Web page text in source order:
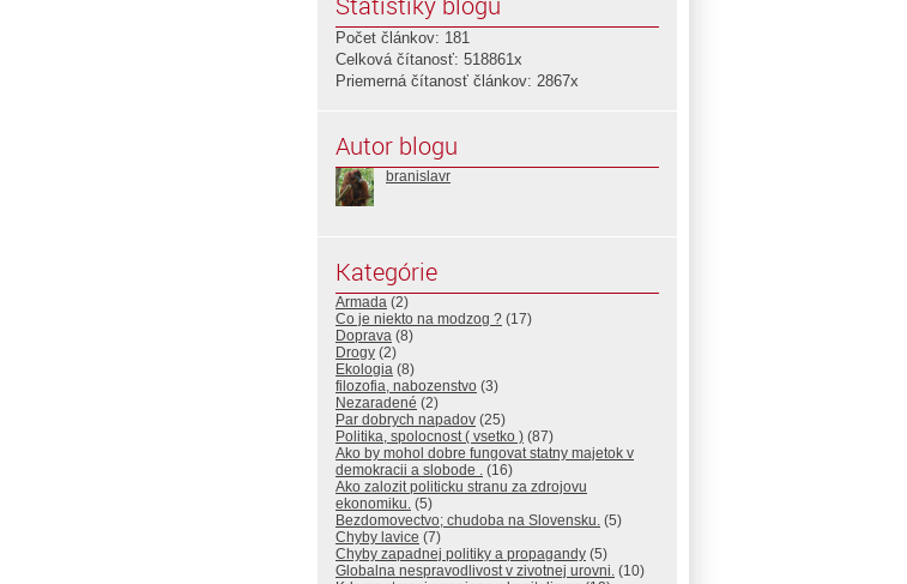
Počet článkov: 181
Celková čítanosť: 518861x
Priemerná čítanosť článkov: 2867x
Autor blogu
branislavr
Kategórie
Armada (2)
Co je niekto na modzog ? (17)
Doprava (8)
Drogy (2)
Ekologia (8)
filozofia, nabozenstvo (3)
Nezaradené (2)
Par dobrych napadov (25)
Politika, spolocnost ( vsetko ) (87)
Ako by mohol dobre fungovat statny majetok v
demokracii a slobode . (16)
Ako zalozit politicku stranu za zdrojovu
ekonomiku. (5)
Bezdomovectvo; chudoba na Slovensku. (5)
Chyby lavice (7)
Chyby zapadnej politiky a propagandy (5)
Globalna nespravodlivost v zivotnej urovni. (10)